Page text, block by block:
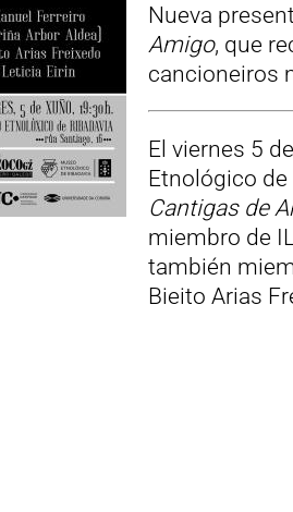
Nueva
Amigo, que
cancioneiros
El viernes 5
Etnológico
Cantigas de
miembro de
también
Bieito Arias